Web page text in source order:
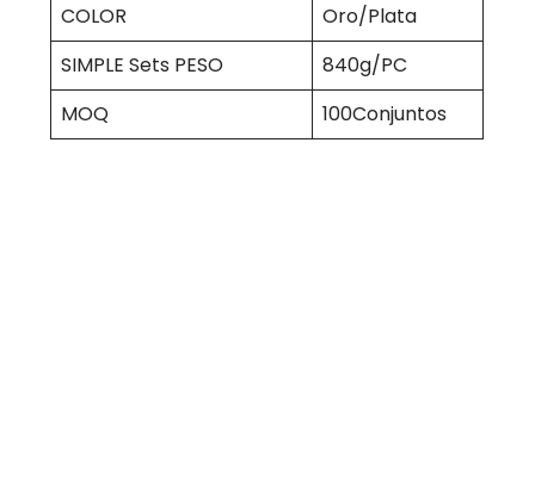
COLOR
Oro/Plata
SIMPLE Sets PESO
840g/PC
MOQ
100Conjuntos